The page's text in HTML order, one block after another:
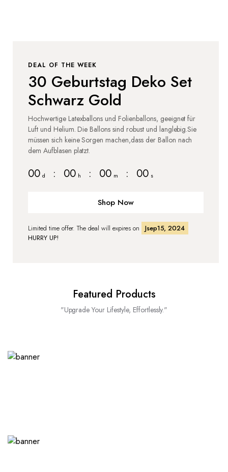
DEAL OF THE WEEK
30 Geburtstag Deko Set
Schwarz Gold
Hochwertige Latexballons und Folienballons, geeignet für
Luft und Helium. Die Ballons sind robust und langlebig.Sie
müssen sich keine Sorgen machen,dass der Ballon nach
dem Aufblasen platzt.
00 d : 00 h : 00 m : 00 s
Shop Now
Limited time offer. The deal will expires on
Jsep15, 2024
HURRY UP!
Featured Products
"Upgrade Your Lifestyle, Effortlessly."